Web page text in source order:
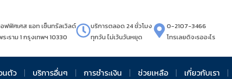
ฟฟิศเศส แอท เซ็นทรัลเวิลด์
ะราม 1 กรุงเทพฯ 10330
บริการตลอด 24 ชั่วโมง
ทุกวัน ไม่เว้นวันหยุด
0-2107-3466
โทรเลยดิจะรออะไร
นตัว บริการอื่นๆ การชำระเงิน ช่วยเหลือ เกี่ยวกับเรา